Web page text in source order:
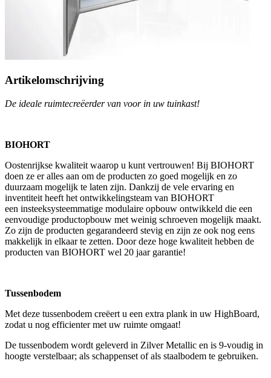
Artikelomschrijving
De ideale ruimtecreëerder van voor in uw tuinkast!
BIOHORT
Oostenrijkse kwaliteit waarop u kunt vertrouwen! Bij BIOHORT
doen ze er alles aan om de producten zo goed mogelijk en zo
duurzaam mogelijk te laten zijn. Dankzij de vele ervaring en
inventiteit heeft het ontwikkelingsteam van BIOHORT
een insteeksysteemmatige modulaire opbouw ontwikkeld die een
eenvoudige productopbouw met weinig schroeven mogelijk maakt.
Zo zijn de producten gegarandeerd stevig en zijn ze ook nog eens
makkelijk in elkaar te zetten. Door deze hoge kwaliteit hebben de
producten van BIOHORT wel 20 jaar garantie!
Tussenbodem
Met deze tussenbodem creëert u een extra plank in uw HighBoard,
zodat u nog efficienter met uw ruimte omgaat!
De tussenbodem wordt geleverd in Zilver Metallic en is 9-voudig in
hoogte verstelbaar; als schappenset of als staalbodem te gebruiken.